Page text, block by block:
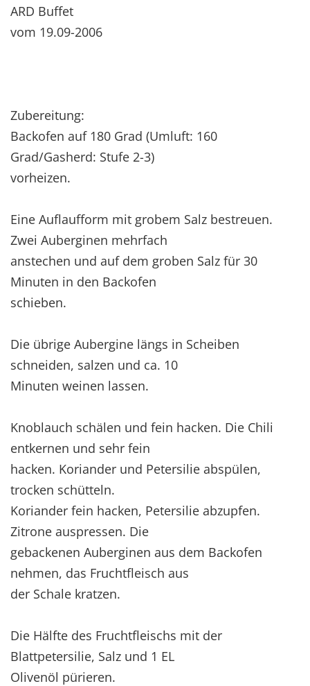
ARD Buffet
vom 19.09-2006
Zubereitung:
Backofen auf 180 Grad (Umluft: 160
Grad/Gasherd: Stufe 2-3)
vorheizen.
Eine Auflaufform mit grobem Salz bestreuen.
Zwei Auberginen mehrfach
anstechen und auf dem groben Salz für 30
Minuten in den Backofen
schieben.
Die übrige Aubergine längs in Scheiben
schneiden, salzen und ca. 10
Minuten weinen lassen.
Knoblauch schälen und fein hacken. Die Chili
entkernen und sehr fein
hacken. Koriander und Petersilie abspülen,
trocken schütteln.
Koriander fein hacken, Petersilie abzupfen.
Zitrone auspressen. Die
gebackenen Auberginen aus dem Backofen
nehmen, das Fruchtfleisch aus
der Schale kratzen.
Die Hälfte des Fruchtfleischs mit der
Blattpetersilie, Salz und 1 EL
Olivenöl pürieren.